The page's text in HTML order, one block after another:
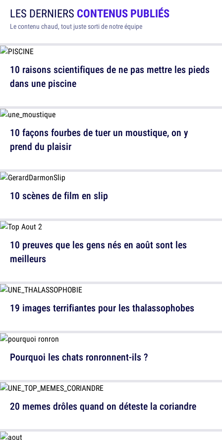
LES DERNIERS CONTENUS PUBLIÉS
Le contenu chaud, tout juste sorti de notre équipe
10 raisons scientifiques de ne pas mettre les pieds
dans une piscine
10 scènes de film en slip
19 images terrifiantes pour les thalassophobes
20 memes drôles quand on déteste la coriandre
10 façons fourbes de tuer un moustique, on y
prend du plaisir
10 preuves que les gens nés en août sont les
meilleurs
Pourquoi les chats ronronnent-ils ?